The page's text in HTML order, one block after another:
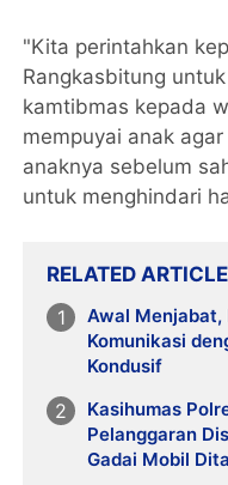
"Kita perintahkan
Rangkasbitung
kamtibmas kepada
mempuyai anak
anaknya sebelum
untuk menghindari
RELATED ARTICLE
Awal Menjabat,
Komunikasi
Kondusif
Kasihumas
Pelanggaran
Gadai Mobil